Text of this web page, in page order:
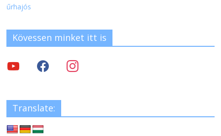
űrhajós
Kövessen minket itt is
Translate: